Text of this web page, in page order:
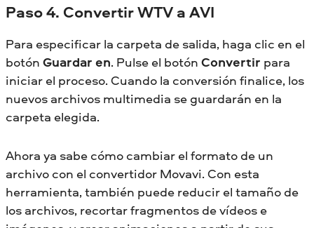
Paso 4. Convertir WTV a AVI
Para especificar la carpeta de salida, haga clic en el
botón Guardar en. Pulse el botón Convertir para
iniciar el proceso. Cuando la conversión finalice, los
nuevos archivos multimedia se guardarán en la
carpeta elegida.
Ahora ya sabe cómo cambiar el formato de un
archivo con el convertidor Movavi. Con esta
herramienta, también puede reducir el tamaño de
los archivos, recortar fragmentos de vídeos e